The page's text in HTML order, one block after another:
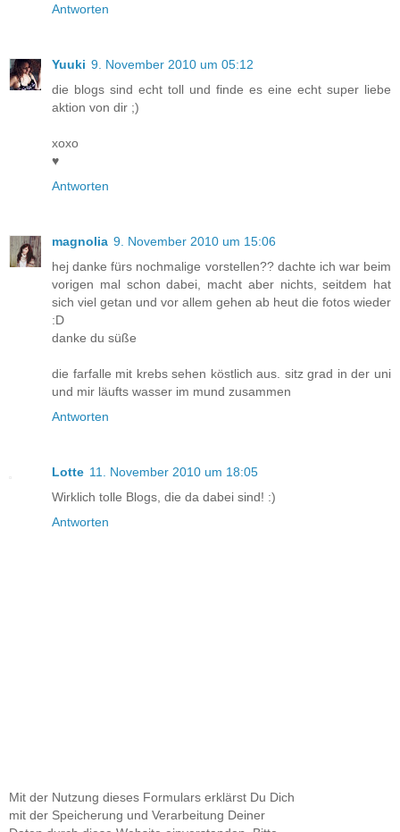
Antworten
Yuuki 9. November 2010 um 05:12
die blogs sind echt toll und finde es eine echt super liebe
aktion von dir ;)
xoxo
♥
Antworten
magnolia 9. November 2010 um 15:06
hej danke fürs nochmalige vorstellen?? dachte ich war beim
vorigen mal schon dabei, macht aber nichts, seitdem hat
sich viel getan und vor allem gehen ab heut die fotos wieder
:D
danke du süße
die farfalle mit krebs sehen köstlich aus. sitz grad in der uni
und mir läufts wasser im mund zusammen
Antworten
Lotte 11. November 2010 um 18:05
Wirklich tolle Blogs, die da dabei sind! :)
Antworten
Mit der Nutzung dieses Formulars erklärst Du Dich
mit der Speicherung und Verarbeitung Deiner